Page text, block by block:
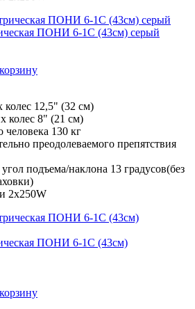
ПОНИ 6-1С (43см) серый
12,5" (32 см)
колес 8" (21 см)
человека 130 кг
преодолеваемого препятствия
подъема/наклона 13 градусов(без
2х250W
ПОНИ 6-1С (43см)